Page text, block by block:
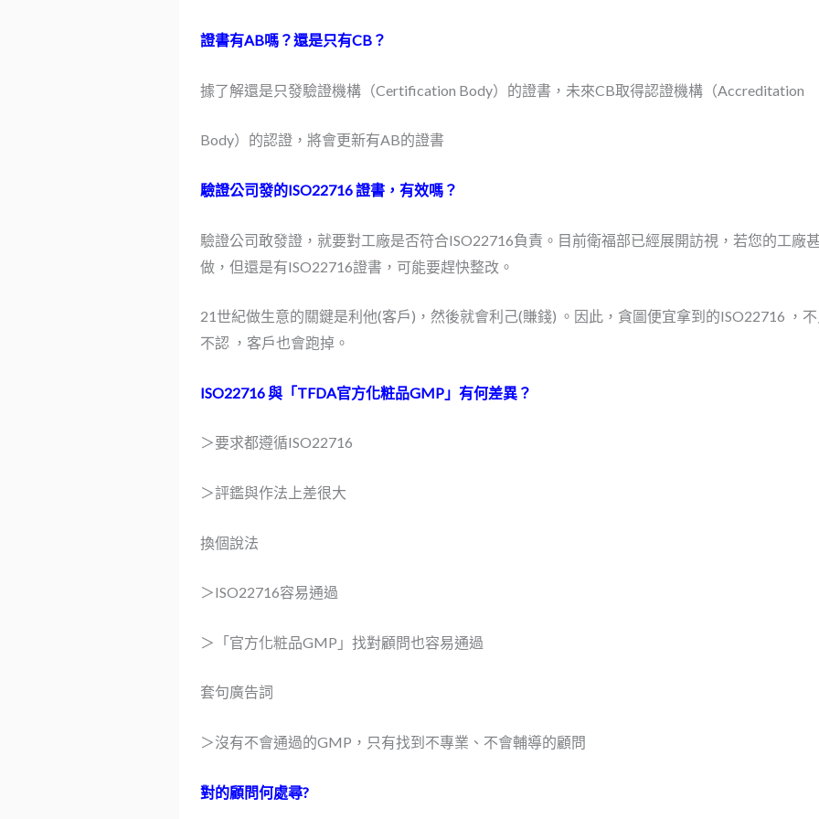
證書有AB嗎？還是只有CB？
據了解還是只發驗證機構（Certification Body）的證書，未來CB取得認證機構（Accreditation
Body）的認證，將會更新有AB的證書
驗證公司發的ISO22716 證書，有效嗎？
驗證公司敢發證，就要對工廠是否符合ISO22716負責。目前衛福部已經展開訪視，若您的工廠
做，但還是有ISO22716證書，可能要趕快整改。
21世紀做生意的關鍵是利他(客戶)，然後就會利己(賺錢) 。因此，貪圖便宜拿到的ISO22716 ，
不認 ，客戶也會跑掉。
ISO22716 與「TFDA官方化粧品GMP」有何差異？
＞要求都遵循ISO22716
＞評鑑與作法上差很大
換個說法
＞ISO22716容易通過
＞「官方化粧品GMP」找對顧問也容易通過
套句廣告詞
＞沒有不會通過的GMP，只有找到不專業、不會輔導的顧問
對的顧問何處尋?